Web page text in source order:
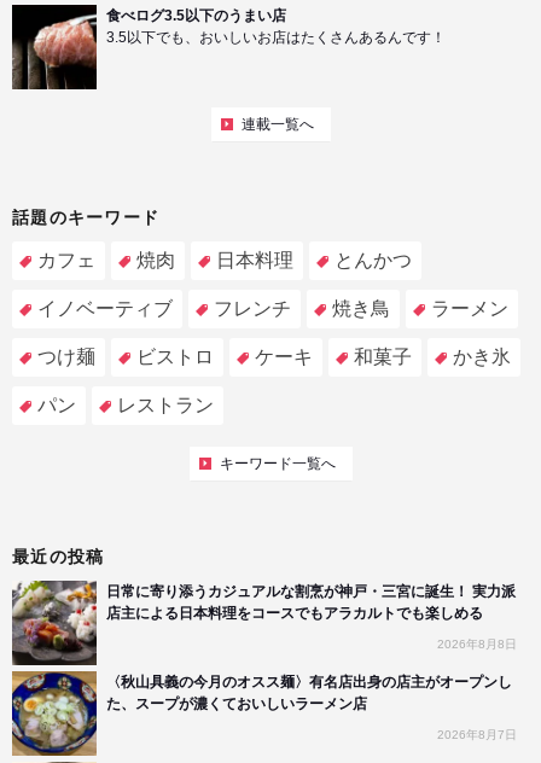
食べログ3.5以下のうまい店
3.5以下でも、おいしいお店はたくさんあるんです！
連載一覧へ
話題のキーワード
カフェ 焼肉 日本料理 とんかつ
イノベーティブ フレンチ 焼き鳥 ラーメン
つけ麺 ビストロ ケーキ 和菓子 かき氷
パン レストラン
キーワード一覧へ
最近の投稿
日常に寄り添うカジュアルな割烹が神戸・三宮に誕生！ 実力派
店主による日本料理をコースでもアラカルトでも楽しめる
2026年8月8日
〈秋山具義の今月のオスス麺〉有名店出身の店主がオープンし
た、スープが濃くておいしいラーメン店
2026年8月7日